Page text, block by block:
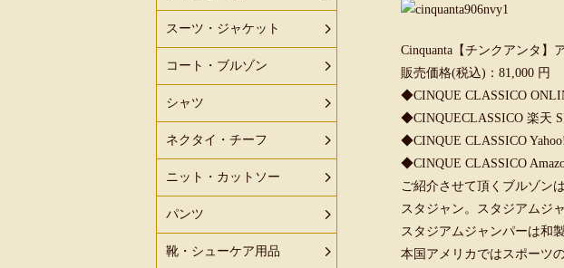
Cinquanta【チンクアンタ】
販売価格(税込)：81,000 円
◆CINQUE CLASSICO
◆CINQUECLASSICO 楽天
◆CINQUE CLASSICO
◆CINQUE CLASSICO
ご紹介させて頂くブルゾン
スタジャン。スタジアムジ
スタジアムジャンパーは和
本国アメリカではスポーツ
スーツ・ジャケット
コート・ブルゾン
シャツ
ネクタイ・チーフ
ニット・カットソー
パンツ
靴・シューケア用品